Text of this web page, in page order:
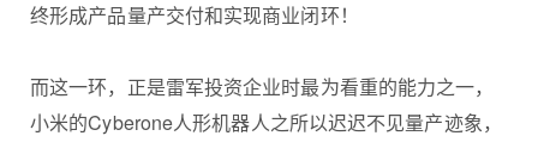
终形成产品量产交付和实现商业闭环！
而这一环，正是雷军投资企业时最为看重的能力之一，
小米的Cyberone人形机器人之所以迟迟不见量产迹象，